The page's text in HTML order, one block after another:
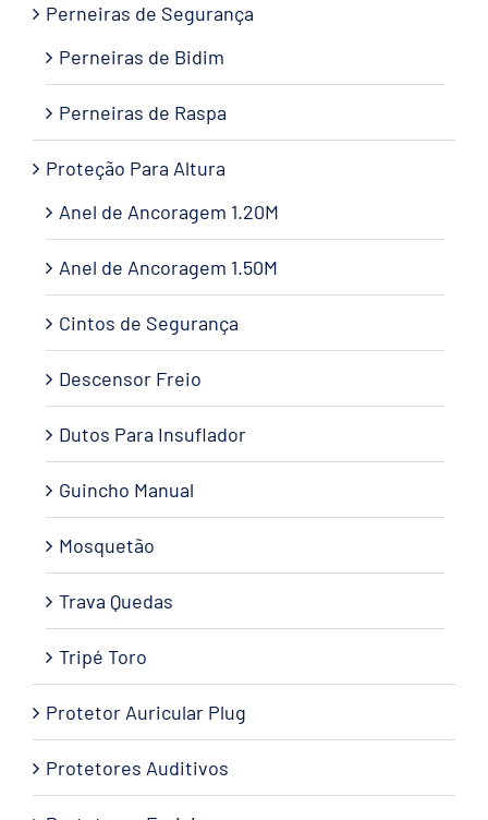
Perneiras de Segurança
Perneiras de Bidim
Perneiras de Raspa
Proteção Para Altura
Anel de Ancoragem 1.20M
Anel de Ancoragem 1.50M
Cintos de Segurança
Descensor Freio
Dutos Para Insuflador
Guincho Manual
Mosquetão
Trava Quedas
Tripé Toro
Protetor Auricular Plug
Protetores Auditivos